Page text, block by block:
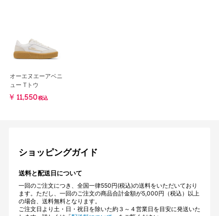
オーエヌエーアベニ
ュー Tトウ
￥11,550 税込
ショッピングガイド
送料と配送日について
一回のご注文につき、全国一律550円(税込)の送料をいただいており
ます。ただし、一回のご注文の商品合計金額が5,000円（税込）以上
の場合、送料無料となります。
ご注文日より土・日・祝日を除いた約３～４営業日を目安に発送いた